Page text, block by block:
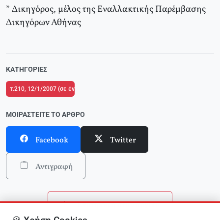
* Δικηγόρος, μέλος της Εναλλακτικής Παρέμβασης
Δικηγόρων Αθήνας
ΚΑΤΗΓΟΡΊΕΣ
τ.210, 12/1/2007 (σε ένθετο το τ.1 του Μαθητικού Εντύπου Εκτός Ύλης)
ΜΟΙΡΑΣΤΕΊΤΕ ΤΟ ΆΡΘΡΟ
Facebook Twitter
Αντιγραφή
Επιστροφή στην αρχική